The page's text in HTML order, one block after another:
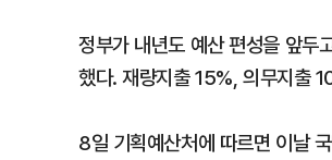
정부가 내년도 예산 편성을 앞두
했다. 재량지출 15%, 의무지출
8일 기획예산처에 따르면 이날